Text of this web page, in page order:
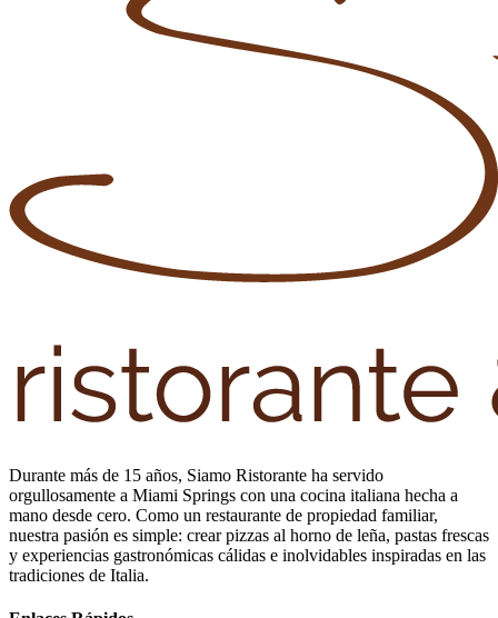
Durante más de 15 años, Siamo Ristorante ha servido
orgullosamente a Miami Springs con una cocina italiana hecha a
mano desde cero. Como un restaurante de propiedad familiar,
nuestra pasión es simple: crear pizzas al horno de leña, pastas frescas
y experiencias gastronómicas cálidas e inolvidables inspiradas en las
tradiciones de Italia.